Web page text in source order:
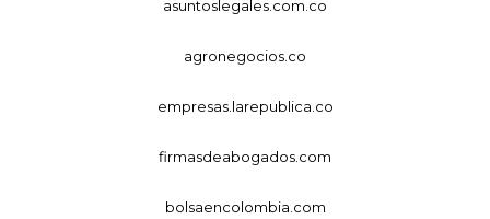
asuntoslegales.com.co
agronegocios.co
empresas.larepublica.co
firmasdeabogados.com
bolsaencolombia.com